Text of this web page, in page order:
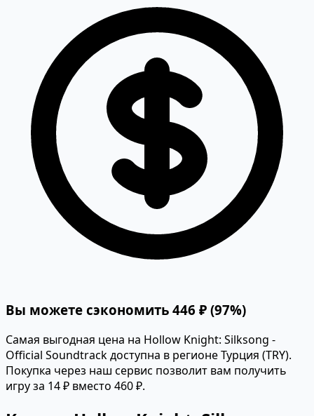
Вы можете сэкономить 446 ₽ (97%)
Самая выгодная цена на Hollow Knight: Silksong -
Official Soundtrack доступна в регионе Турция (TRY).
Покупка через наш сервис позволит вам получить
игру за 14 ₽ вместо 460 ₽.